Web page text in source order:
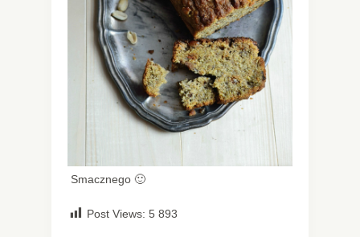
Smacznego 🙂
Post Views: 5 893